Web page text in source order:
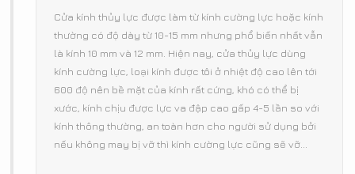
Cửa kính thủy lực được làm từ kính cường lực hoặc kính
thường có độ dày từ 10-15 mm nhưng phổ biến nhất vẫn
là kính 10 mm và 12 mm. Hiện nay, cửa thủy lực dùng
kính cường lực, loại kính được tôi ở nhiệt độ cao lên tới
600 độ nên bề mặt của kính rất cứng, khó có thể bị
xước, kính chịu được lực va đập cao gấp 4-5 lần so với
kính thông thường, an toàn hơn cho người sử dụng bởi
nếu không may bị vỡ thì kính cường lực cũng sẽ vỡ...